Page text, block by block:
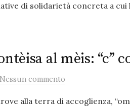
di solidarietà concreta a cui
al mèis: “c”
Nessun commento
alla terra di accoglienza,